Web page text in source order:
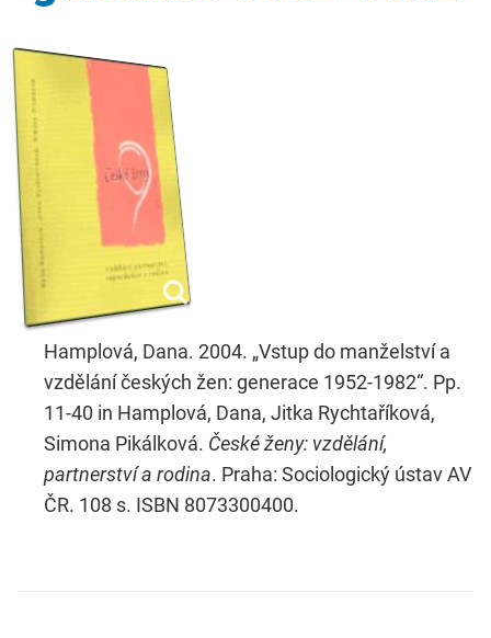
Hamplová, Dana. 2004. „Vstup do manželství a
vzdělání českých žen: generace 1952-1982“. Pp.
11-40 in Hamplová, Dana, Jitka Rychtaříková,
Simona Pikálková. České ženy: vzdělání,
partnerství a rodina. Praha: Sociologický ústav AV
ČR. 108 s. ISBN 8073300400.